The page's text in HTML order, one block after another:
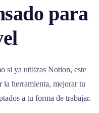
para
si ya utilizas Notion, este
la herramienta, mejorar tu
a tu forma de trabajar.